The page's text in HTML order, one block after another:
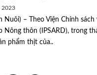
2023
Nuôi) – Theo Viện Chính
Nông thôn (IPSARD), trong
phẩm thịt của..